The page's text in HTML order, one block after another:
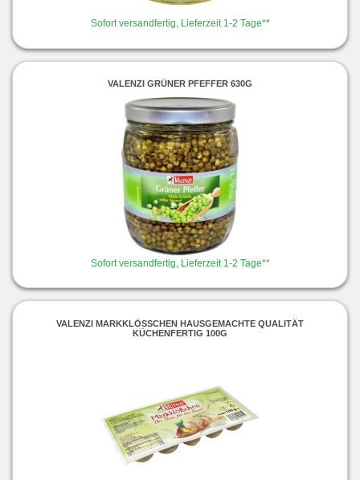
Sofort versandfertig, Lieferzeit 1-2 Tage**
VALENZI GRÜNER PFEFFER 630G
Sofort versandfertig, Lieferzeit 1-2 Tage**
VALENZI MARKKLÖSSCHEN HAUSGEMACHTE QUALITÄT K
ÜCHENFERTIG 100G